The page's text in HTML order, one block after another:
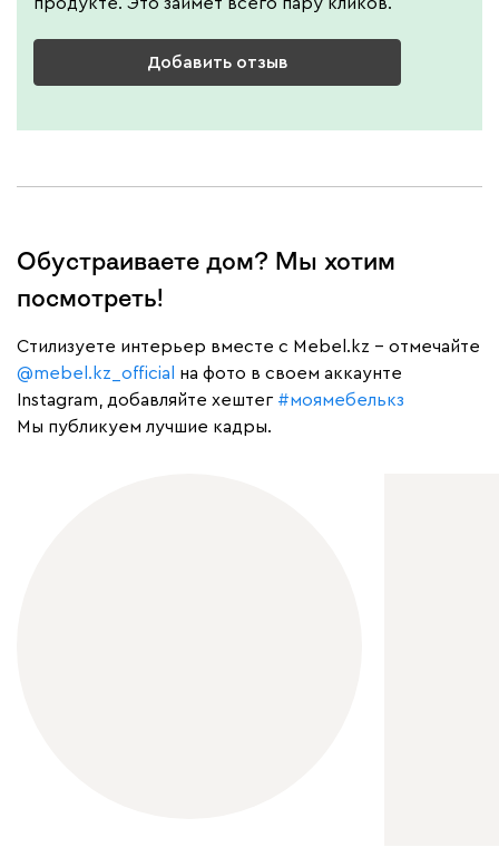
продукте. Это займет всего пару кликов.
Добавить отзыв
Обустраиваете дом? Мы хотим
посмотреть!
Cтилизуете интерьер вместе с Mebel.kz – отмечайте
@mebel.kz_official
на фото в своем аккаунте
Instagram, добавляйте хештег #моямебелькз
Мы публикуем лучшие кадры.